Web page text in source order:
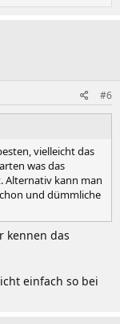
#6
vielleicht das
was das
Alternativ kann man
und dümmliche
kennen das
einfach so bei